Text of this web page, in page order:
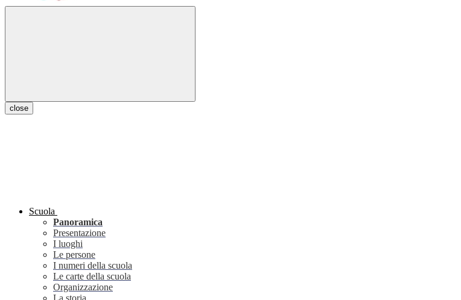
close
Scuola
Panoramica
Presentazione
I luoghi
Le persone
I numeri della scuola
Le carte della scuola
Organizzazione